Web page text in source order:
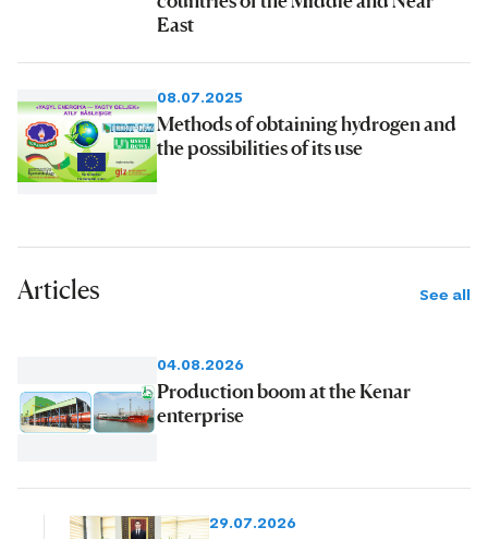
East
08.07.2025
Methods of obtaining hydrogen and
the possibilities of its use
Articles See all
04.08.2026
Production boom at the Kenar
enterprise
29.07.2026